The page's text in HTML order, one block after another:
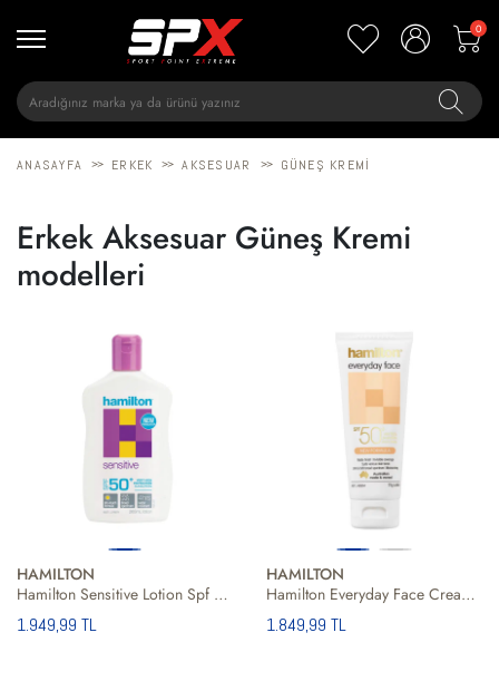
0
ANASAYFA >> ERKEK >> AKSESUAR >> GÜNEŞ KREMI
Erkek Aksesuar Güneş Kremi
modelleri
HAMILTON
Hamilton Sensitive Lotion Spf 50 265 Ml Unisex Güneş Kremi
1.949,99 TL
HAMILTON
Hamilton Everyday Face Cream Spf 50 75 Gr Unisex Güneş Kremi
1.849,99 TL